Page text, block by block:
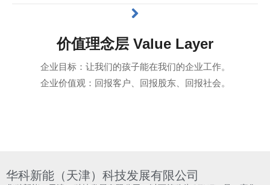
价值理念层 Value Layer
企业目标：让我们的孩子能在我们的企业工作。
企业价值观：回报客户、回报股东、回报社会。
华科新能（天津）科技发展有限公司